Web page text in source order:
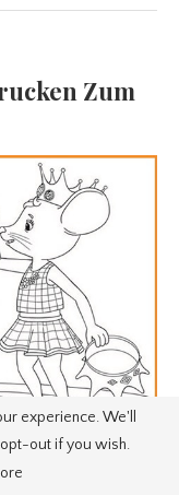
Zum
experience. We'll
out if you wish.